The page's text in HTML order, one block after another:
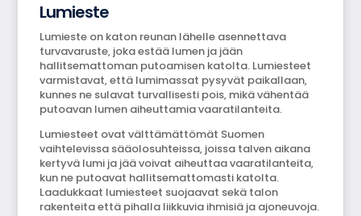
Lumieste
Lumieste on katon reunan lähelle asennettava
turvavaruste, joka estää lumen ja jään
hallitsemattoman putoamisen katolta. Lumiesteet
varmistavat, että lumimassat pysyvät paikallaan,
kunnes ne sulavat turvallisesti pois, mikä vähentää
putoavan lumen aiheuttamia vaaratilanteita.
Lumiesteet ovat välttämättömät Suomen
vaihtelevissa sääolosuhteissa, joissa talven aikana
kertyvä lumi ja jää voivat aiheuttaa vaaratilanteita,
kun ne putoavat hallitsemattomasti katolta.
Laadukkaat lumiesteet suojaavat sekä talon
rakenteita että pihalla liikkuvia ihmisiä ja ajoneuvoja.